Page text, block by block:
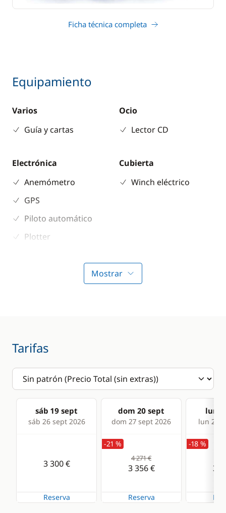
Ficha técnica completa
Equipamiento
Varios
Guía y cartas
Ocio
Lector CD
Electrónica
Anemómetro
GPS
Piloto automático
Plotter
Cubierta
Winch eléctrico
Mostrar
Tarifas
sáb 19 sept
sáb 26 sept 2026
dom 20 sept
dom 27 sept 2026
lun
lun 28
3 300 €
Reserva
-21 %
4 271 €
3 356 €
Reserva
-18 %
3